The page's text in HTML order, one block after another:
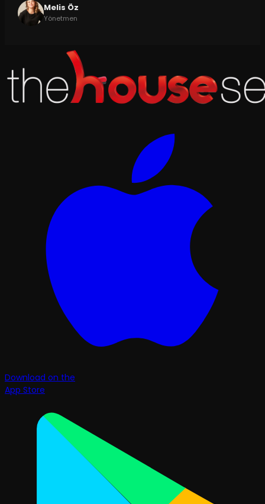
Melis Öz
Yönetmen
Download on the
App Store